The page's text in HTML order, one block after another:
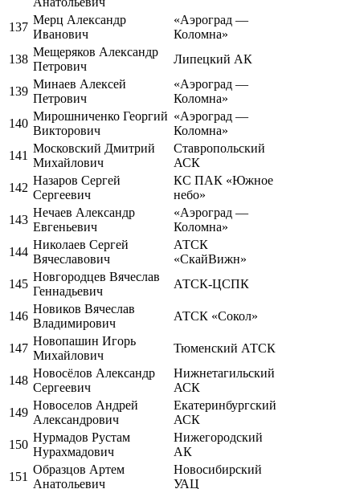
137
Мерц Александр
Иванович
«Аэроград —
Коломна»
138
Мещеряков Александр
Петрович
Липецкий АК
139
Минаев Алексей
Петрович
«Аэроград —
Коломна»
140
Мирошниченко Георгий
Викторович
«Аэроград —
Коломна»
141
Московский Дмитрий
Михайлович
Ставропольский
АСК
142
Назаров Сергей
Сергеевич
КС ПАК «Южное
небо»
143
Нечаев Александр
Евгеньевич
«Аэроград —
Коломна»
144
Николаев Сергей
Вячеславович
АТСК
«СкайВижн»
145
Новгородцев Вячеслав
Геннадьевич
АТСК-ЦСПК
146
Новиков Вячеслав
Владимирович
АТСК «Сокол»
147
Новопашин Игорь
Михайлович
Тюменский АТСК
148
Новосёлов Александр
Сергеевич
Нижнетагильский
АСК
149
Новоселов Андрей
Александрович
Екатеринбургский
АСК
150
Нурмадов Рустам
Нурахмадович
Нижегородский
АК
151
Образцов Артем
Анатольевич
Новосибирский
УАЦ